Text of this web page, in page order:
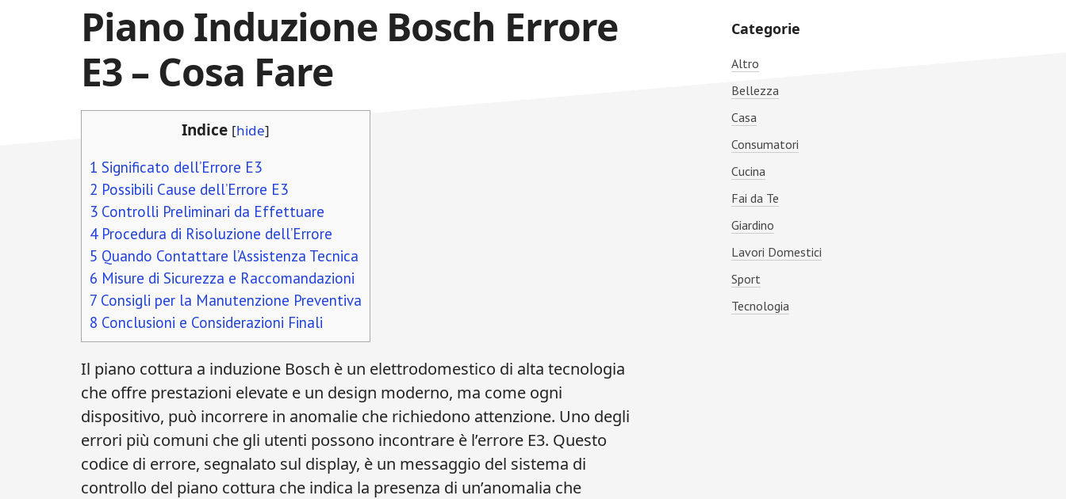
Piano Induzione Bosch Errore
E3 – Cosa Fare​
Indice [hide]
1 Significato dell’Errore E3
2 Possibili Cause dell’Errore E3
3 Controlli Preliminari da Effettuare
4Procedura di Risoluzione dell’Errore
5 Quando Contattare l’Assistenza Tecnica
6 Misure di Sicurezza e Raccomandazioni
7 Consigli per la Manutenzione Preventiva
8 Conclusioni e Considerazioni Finali
Il piano cottura a induzione Bosch è un elettrodomestico di alta tecnologia
che offre prestazioni elevate e un design moderno, ma come ogni
dispositivo, può incorrere in anomalie che richiedono attenzione. Uno degli
errori più comuni che gli utenti possono incontrare è l’errore E3. Questo
codice di errore, segnalato sul display, è un messaggio del sistema di
controllo del piano cottura che indica la presenza di un’anomalia che
Primary
Sidebar
Categorie
Altro
Bellezza
Casa
Consumatori
Cucina
Fai da Te
Giardino
Lavori Domestici
Sport
Tecnologia